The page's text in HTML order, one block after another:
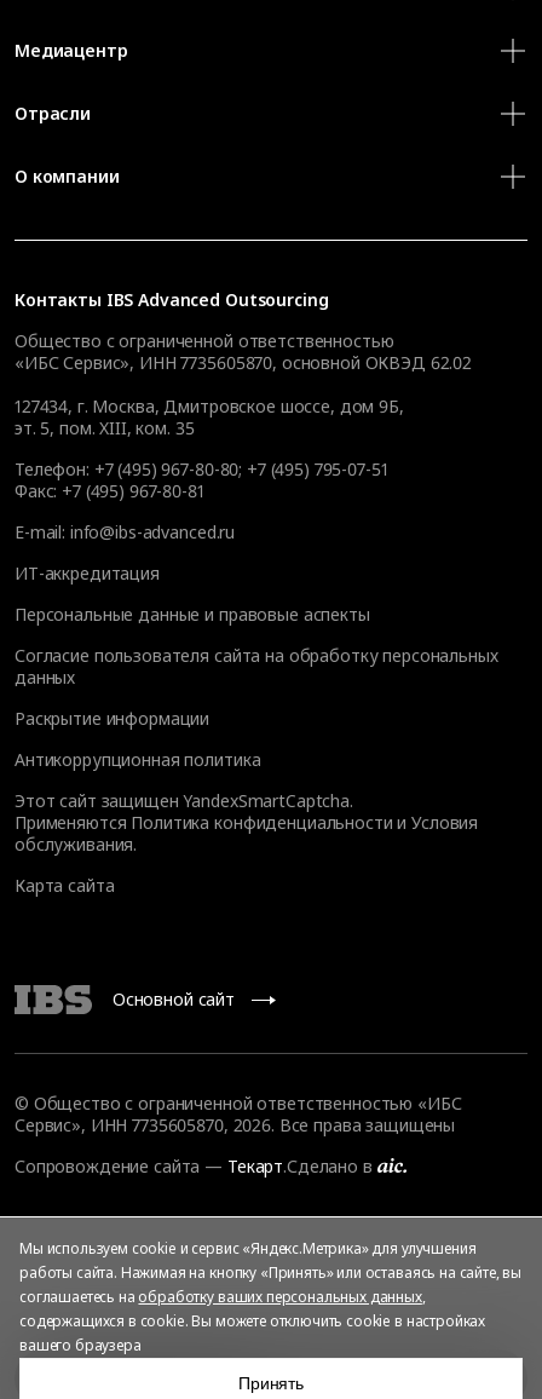
Цели и задачи проекта
Контакты IBS Advanced Outsourcing
Общество с ограниченной ответственностью
«ИБС Сервис», ИНН 7735605870, основной ОКВЭД 62.02
127434, г. Москва, Дмитровское шоссе, дом 9Б,
эт. 5, пом. XIII, ком. 35
Телефон: +7 (495) 967-80-80; +7 (495) 795-07-51
Факс: +7 (495) 967-80-81
E-mail: info@ibs-advanced.ru
ИТ-аккредитация
Персональные данные и правовые аспекты
Согласие пользователя сайта на обработку персональных
данных
Раскрытие информации
Антикоррупционная политика
Этот сайт защищен YandexSmartCaptcha.
Применяются Политика конфиденциальности иУсловия
обслуживания.
Карта сайта
Медиацентр
Отрасли
О компании
Основной сайт
© Общество с ограниченной ответственностью «ИБС
Сервис», ИНН 7735605870, 2026. Все права защищены
Сопровождение сайта — Текарт.Сделано в
Мы используем cookie и сервис «Яндекс.Метрика» для улучшения
работы сайта. Нажимая на кнопку «Принять» или оставаясь на сайте, вы
соглашаетесь на обработку ваших персональных данных,
содержащихся в cookie. Вы можете отключить cookie в настройках
вашего браузера
Принять